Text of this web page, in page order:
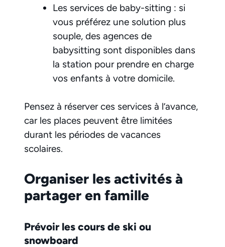
Les services de baby-sitting : si
vous préférez une solution plus
souple, des agences de
babysitting sont disponibles dans
la station pour prendre en charge
vos enfants à votre domicile.
Pensez à réserver ces services à l’avance,
car les places peuvent être limitées
durant les périodes de vacances
scolaires.
Organiser les activités à
partager en famille
Prévoir les cours de ski ou
snowboard